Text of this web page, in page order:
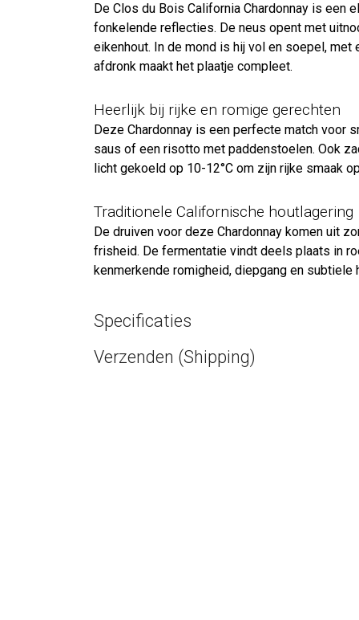
De Clos du Bois California Chardonnay is een
fonkelende reflecties. De neus opent met
eikenhout. In de mond is hij vol en soepel,
afdronk maakt het plaatje compleet.
Heerlijk bij rijke en romige gerechten
Deze Chardonnay is een perfecte match voor
saus of een risotto met paddenstoelen. Ook
licht gekoeld op 10-12°C om zijn rijke smaak
Traditionele Californische houtlagering
De druiven voor deze Chardonnay komen uit
frisheid. De fermentatie vindt deels plaats in
kenmerkende romigheid, diepgang en
Specificaties
Verzenden (Shipping)